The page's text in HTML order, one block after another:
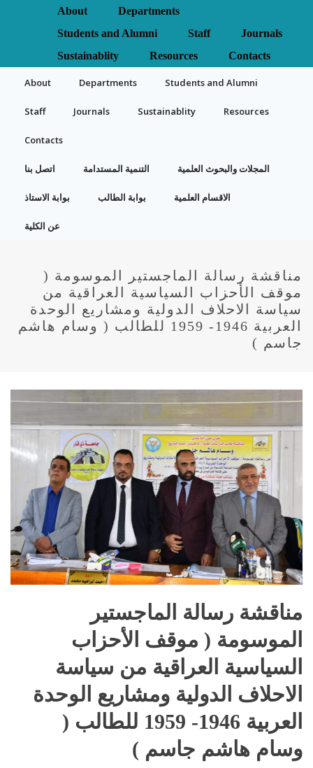
About
Departments
Students and Alumni
Staff
Journals
Sustainablity
Resources Contacts
About Departments Students and Alumni
Staff Journals Sustainablity Resources
Contacts
اتصل بنا التنمية المستدامة المجلات والبحوث العلمية
بوابة الاستاذ بوابة الطالب الاقسام العلمية
عن الكلية
مناقشة رسالة الماجستير الموسومة (
موقف الأحزاب السياسية العراقية من
سياسة الاحلاف الدولية ومشاريع الوحدة
العربية 1946- 1959 للطالب ( وسام هاشم
جاسم )
مناقشة رسالة الماجستير
الموسومة ( موقف الأحزاب
السياسية العراقية من سياسة
الاحلاف الدولية ومشاريع الوحدة
العربية 1946- 1959 للطالب (
وسام هاشم جاسم )